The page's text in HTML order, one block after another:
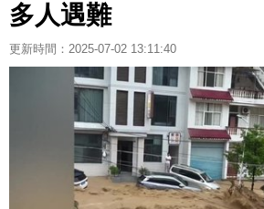
多人遇難
更新時間：2025-07-02 13:11:40